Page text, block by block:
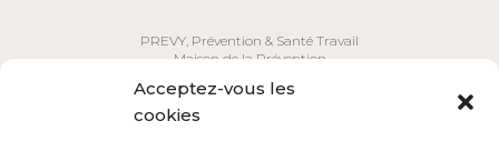
Acceptez-vous les
cookies
PREVY, Prévention & Santé Travail
Maison de la Prévention
215 rue Georges Besse,
30 000 NIMES - 04 66 04 21 33 –